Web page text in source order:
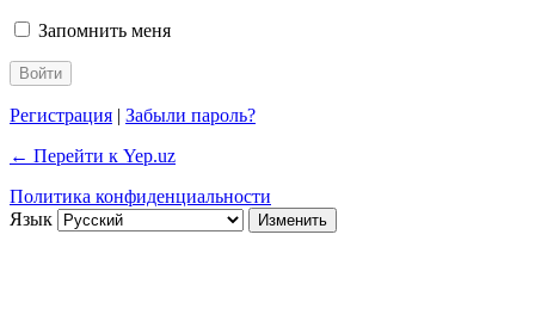
Запомнить меня
Регистрация | Забыли пароль?
← Перейти к Yep.uz
Политика конфиденциальности
Язык